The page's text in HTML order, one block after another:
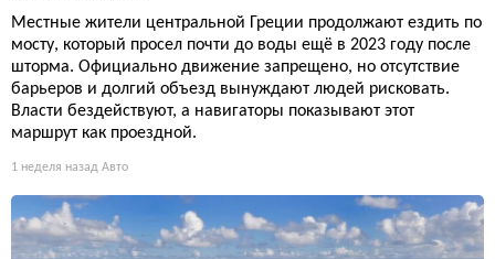
Местные жители центральной Греции продолжают ездить по
мосту, который просел почти до воды ещё в 2023 году после
шторма. Официально движение запрещено, но отсутствие
барьеров и долгий объезд вынуждают людей рисковать.
Власти бездействуют, а навигаторы показывают этот
маршрут как проездной.
1 неделя назад Авто